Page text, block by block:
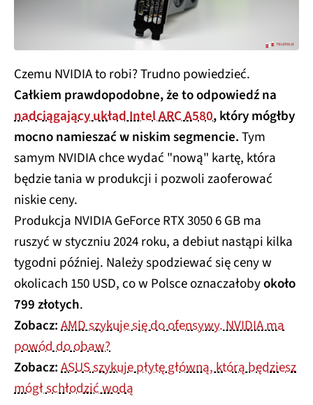
Czemu NVIDIA to robi? Trudno powiedzieć.
Całkiem prawdopodobne, że to odpowiedź na
nadciągający układ Intel ARC A580, który mógłby
mocno namieszać w niskim segmencie.Tym
samym NVIDIA chce wydać "nową" kartę, która
będzie tania w produkcji i pozwoli zaoferować
niskie ceny.
Produkcja NVIDIA GeForce RTX 3050 6 GB ma
ruszyć w styczniu 2024 roku, a debiut nastąpi kilka
tygodni później. Należy spodziewać się ceny w
okolicach 150 USD, co w Polsce oznaczałobyokoło
799 złotych.
Zobacz:AMD szykuje się do ofensywy. NVIDIA ma
powód do obaw?
Zobacz:ASUS szykuje płytę główną, którą będziesz
mógł schłodzić wodą